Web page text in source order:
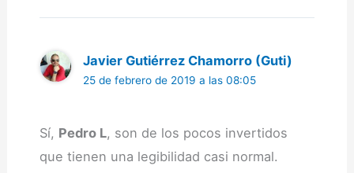
Javier Gutiérrez Chamorro (Guti)
25 de febrero de 2019 a las 08:05
Sí, Pedro L, son de los pocos invertidos
que tienen una legibilidad casi normal.